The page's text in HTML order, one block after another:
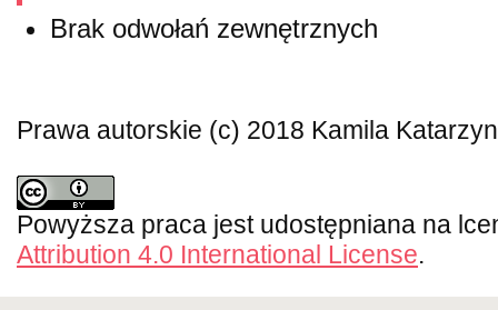
Brak odwołań zewnętrznych
Prawa autorskie (c) 2018 Kamila
Powyższa praca jest udostępniana na
Attribution 4.0 International License.